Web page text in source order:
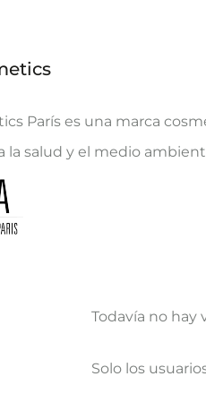
París es una marca
la salud y el medio
V
Todavía no hay
Solo los